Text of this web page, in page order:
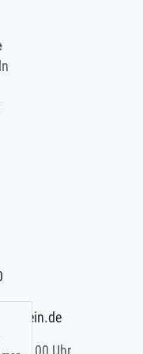
– 15.00 Uhr